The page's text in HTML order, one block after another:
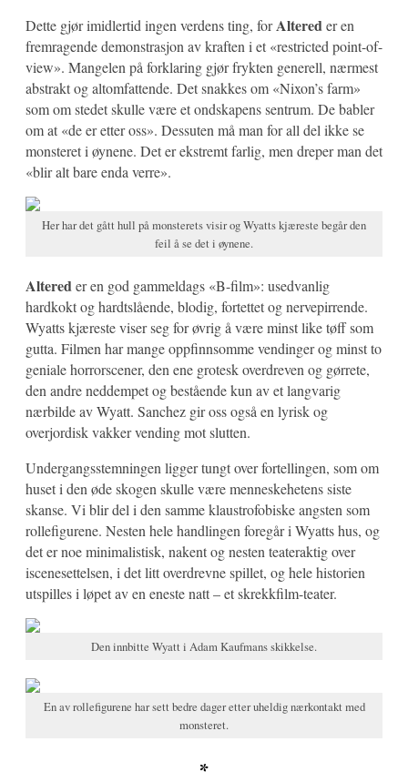
Dette gjør imidlertid ingen verdens ting, forAltereder en
fremragende demonstrasjon av kraften i et «restricted point-of-
view». Mangelen på forklaring gjør frykten generell, nærmest
abstrakt og altomfattende. Det snakkes om «Nixon’s farm»
som om stedet skulle være et ondskapens sentrum. De babler
om at «de er etter oss». Dessuten må man for all del ikke se
monsteret i øynene. Det er ekstremt farlig, men dreper man det
«blir alt bare enda verre».
Her har det gått hull på monsterets visir og Wyatts kjæreste begår den
feil å se det i øynene.
Altereder en god gammeldags «B-film»: usedvanlig
hardkokt og hardtslående, blodig, fortettet og nervepirrende.
Wyatts kjæreste viser seg for øvrig å være minst like tøff som
gutta. Filmen har mange oppfinnsomme vendinger og minst to
geniale horrorscener, den ene grotesk overdreven og gørrete,
den andre neddempet og bestående kun av et langvarig
nærbilde av Wyatt. Sanchez gir oss også en lyrisk og
overjordisk vakker vending mot slutten.
Undergangsstemningen ligger tungt over fortellingen, som om
huset i den øde skogen skulle være menneskehetens siste
skanse. Vi blir del i den samme klaustrofobiske angsten som
rollefigurene. Nesten hele handlingen foregår i Wyatts hus, og
det er noe minimalistisk, nakent og nesten teateraktig over
iscenesettelsen, i det litt overdrevne spillet, og hele historien
utspilles i løpet av en eneste natt – et skrekkfilm-teater.
Den innbitte Wyatt i Adam Kaufmans skikkelse.
En av rollefigurene har sett bedre dager etter uheldig nærkontakt med
monsteret.